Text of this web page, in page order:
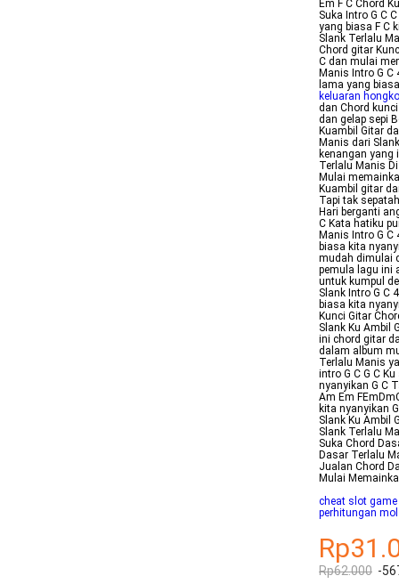
Em F C Chord
Suka Intro G C
yang biasa F C
Slank Terlalu
Chord gitar
C dan mulai
Manis Intro G C
lama yang
keluaran
dan Chord
dan gelap sepi
Kuambil Gitar
Manis dari
kenangan
Terlalu Manis
Mulai
Kuambil gitar
Tapi tak
Hari berganti
C Kata hatiku
Manis Intro G
biasa kita
mudah dimulai
pemula lagu ini
untuk kumpul
Slank Intro G C
biasa kita
Kunci Gitar
Slank Ku Ambil
ini chord gitar
dalam album
Terlalu Manis
intro G C G C
nyanyikan G C
Am Em
kita nyanyikan
Slank Ku Ambil
Slank Terlalu
Suka Chord
Dasar Terlalu
Jualan Chord
Mulai
cheat slot game
perhitungan mol
Rp62.000 -